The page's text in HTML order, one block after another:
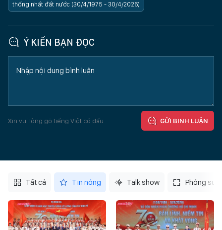
thống nhất đất nước (30/4/1975 - 30/4/2026)
Ý KIẾN BẠN ĐỌC
Xin vui lòng gõ tiếng Việt có dấu GỬI BÌNH LUẬN
Tất cả Tin nóng Talk show Phóng sự